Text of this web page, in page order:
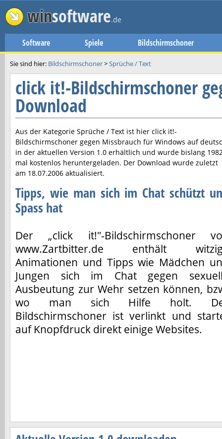
winsoftware.de
Software Spiele Bildschirmschoner
Sie sind hier: Bildschirmschoner>Sprüche / Text
click it!-Bildschirmschoner
Download
Aus der Kategorie Sprüche / Text ist hier click it!-
Bildschirmschoner gegen Missbrauch für Windows auf
in der aktuellen Version 1.0 erhältlich und wurde bislang
mal kostenlos heruntergeladen. Der Download wurde zuletzt
am 18.07.2006 aktualisiert.
Tipps, wie man sich im Chat schützt
Spass hat
Der „click it!"-Bildschirmschoner
www.Zartbitter.de enthält
Animationen und Tipps wie Mädchen
Jungen sich im Chat gegen
Ausbeutung zur Wehr setzen können,
wo man sich Hilfe holt.
Bildschirmschoner ist verlinkt und
auf Knopfdruck direkt einige Websites.